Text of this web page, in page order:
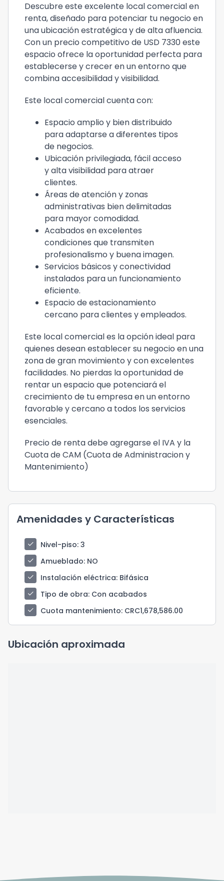
Descubre este excelente local comercial en
renta, diseñado para potenciar tu negocio en
una ubicación estratégica y de alta afluencia.
Con un precio competitivo de USD 7330 este
espacio ofrece la oportunidad perfecta para
establecerse y crecer en un entorno que
combina accesibilidad y visibilidad.
Este local comercial cuenta con:
Espacio amplio y bien distribuido
para adaptarse a diferentes tipos
de negocios.
Ubicación privilegiada, fácil acceso
y alta visibilidad para atraer
clientes.
Áreas de atención y zonas
administrativas bien delimitadas
para mayor comodidad.
Acabados en excelentes
condiciones que transmiten
profesionalismo y buena imagen.
Servicios básicos y conectividad
instalados para un funcionamiento
eficiente.
Espacio de estacionamiento
cercano para clientes y empleados.
Este local comercial es la opción ideal para
quienes desean establecer su negocio en una
zona de gran movimiento y con excelentes
facilidades. No pierdas la oportunidad de
rentar un espacio que potenciará el
crecimiento de tu empresa en un entorno
favorable y cercano a todos los servicios
esenciales.
Precio de renta debe agregarse el IVA y la
Cuota de CAM (Cuota de Administracion y
Mantenimiento)
Amenidades y Características
check Nivel-piso: 3
check
Amueblado: NO
check
Instalación eléctrica: Bifásica
check
Tipo de obra: Con acabados
check
Cuota mantenimiento: CRC1,678,586.00
Ubicación aproximada